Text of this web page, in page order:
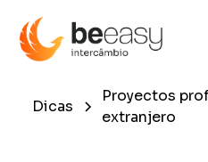
Dicas
Proyectos
extranjero